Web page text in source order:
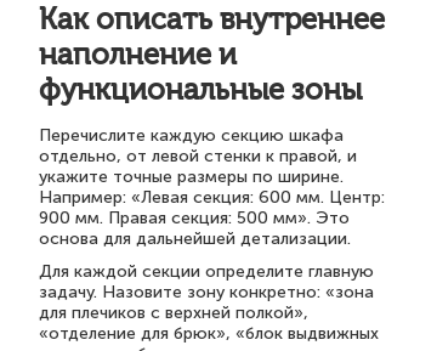
Как описать внутреннее
наполнение и
функциональные зоны
Перечислите каждую секцию шкафа
отдельно, от левой стенки к правой, и
укажите точные размеры по ширине.
Например: «Левая секция: 600 мм. Центр:
900 мм. Правая секция: 500 мм». Это
основа для дальнейшей детализации.
Для каждой секции определите главную
задачу. Назовите зону конкретно: «зона
для плечиков с верхней полкой»,
«отделение для брюк», «блок выдвижных